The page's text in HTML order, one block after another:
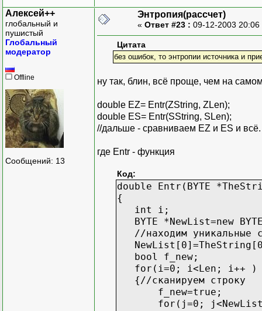
Алексей++
глобальный и
пушистый
Глобальный
модератор
Offline
Сообщений: 13
Энтропия(рассчет)
« Ответ #23 : 09-12-2003
Цитата
без ошибок, то энтропии источника и
ну так, блин, всё проще, чем на
double EZ= Entr(ZString, ZLen);
double ES= Entr(SString, SLen);
//дальше - сравниваем EZ и ES и всё.
где Entr - функция
Код:
double Entr(BYTE
{
int i;
BYTE *NewList=new
//находим уникальные
bool f_new;
for(i=0; i<Len; i++ )
{//сканируем строку
f_new=true;
for(j=0;